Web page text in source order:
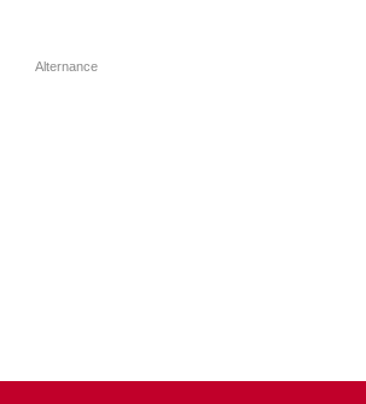
Alternance